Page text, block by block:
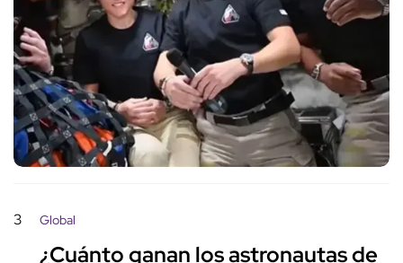
3 Global
¿Cuánto ganan los astronautas de